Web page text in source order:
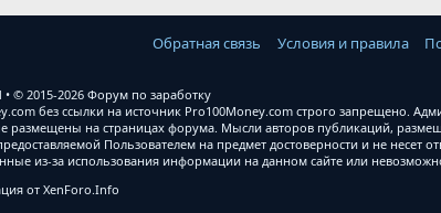
Обратная связь Условия и правила
© 2015-2026 Форум по заработку
без ссылки на источник Pro100Money.com строго запрещено.
на страницах форума. Мысли авторов публикаций,
Пользователем на предмет достоверности и не несет
из-за использования информации на данном сайте или
от XenForo.Info